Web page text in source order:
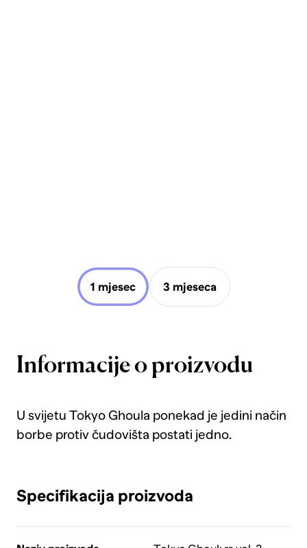
1 mjesec 3 mjeseca
Informacije o proizvodu
U svijetu Tokyo Ghoula ponekad je jedini način
borbe protiv čudovišta postati jedno.
Specifikacija proizvoda